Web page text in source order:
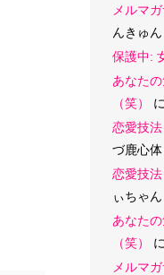
メルマ
んきゅん
保護中:
あなた
（笑）
に
恋愛技
づ鹿心体
恋愛技
ぃちゃん
あなた
（笑）
に
メルマ